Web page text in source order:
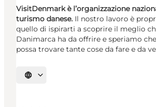
VisitDenmark è l’organizzazione
turismo danese. Il nostro lavoro è
quello di ispirarti a scoprire il meglio
Danimarca ha da offrire e speriamo
possa trovare tante cose da fare e da
Seleziona la lingua